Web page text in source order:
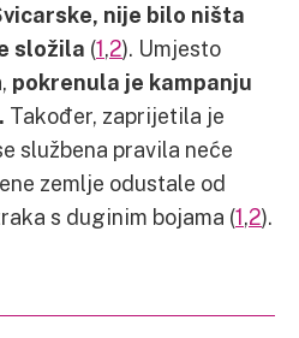
nije bilo ništa
složila (1,2). Umjesto
pokrenula je kampanju
. Također, zaprijetila je
službena pravila neće
zemlje odustale od
s duginim bojama (1,2).